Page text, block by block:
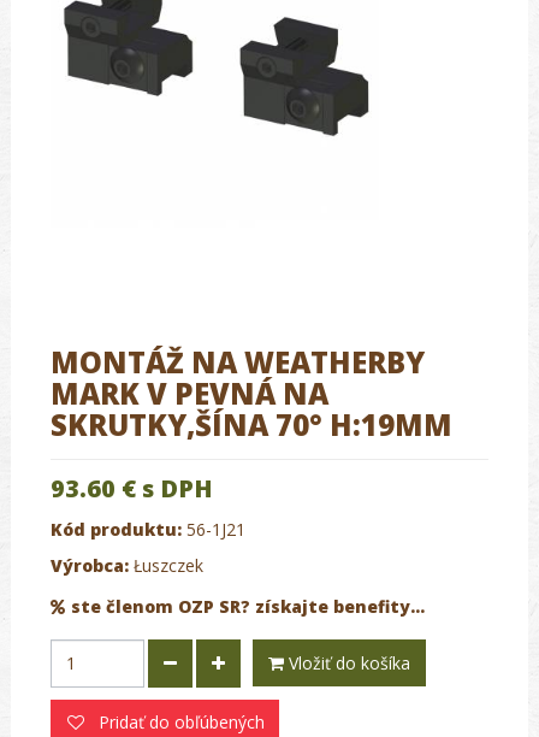
MONTÁŽ NA WEATHERBY
MARK V PEVNÁ NA
SKRUTKY,ŠÍNA 70° H:19MM
93.60 € s DPH
Kód produktu: 56-1J21
Výrobca: Łuszczek
ste členom OZP SR? získajte benefity...
Vložiť do košíka
Pridať do obľúbených